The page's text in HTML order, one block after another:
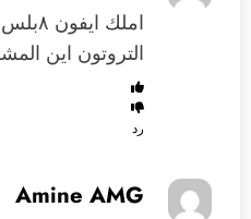
املك
التروتون اين
رد
Amine AMG